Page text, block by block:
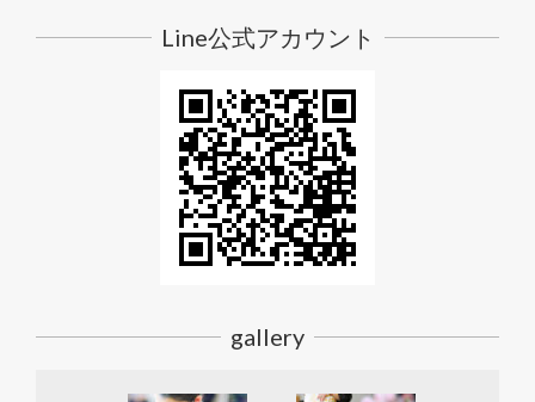
Line公式アカウント
gallery